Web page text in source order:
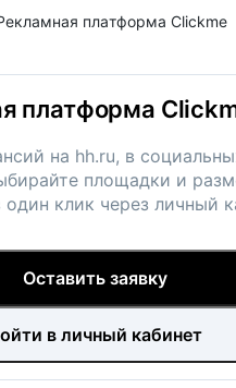
платформа Clickme
платформа
на hh.ru, в
площадки и
один клик через личный
Оставить заявку
в личный кабинет